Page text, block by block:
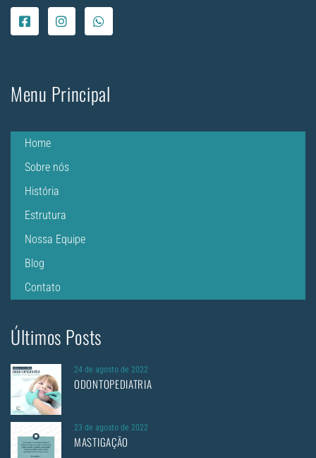
Menu Principal
Home
Sobre nós
História
Estrutura
Nossa Equipe
Blog
Contato
Últimos Posts
24 de agosto de 2022
ODONTOPEDIATRIA
23 de agosto de 2022
MASTIGAÇÃO